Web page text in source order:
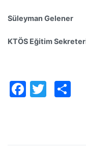
Süleyman Gelener
KTÖS Eğitim